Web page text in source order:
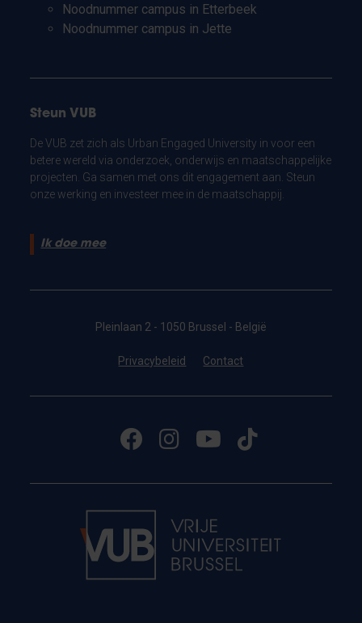
Noodnummer campus in Etterbeek
Noodnummer campus in Jette
Steun VUB
De VUB zet zich als Urban Engaged University in voor een
betere wereld via onderzoek, onderwijs en maatschappelijke
projecten. Ga samen met ons dit engagement aan. Steun
onze werking en investeer mee in de maatschappij.
Ik doe mee
Pleinlaan 2 - 1050 Brussel - België
Privacybeleid Contact